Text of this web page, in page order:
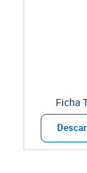
Ficha